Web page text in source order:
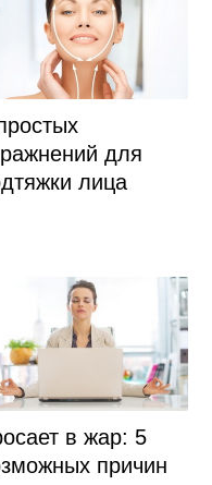
для
лица
в жар: 5
причин